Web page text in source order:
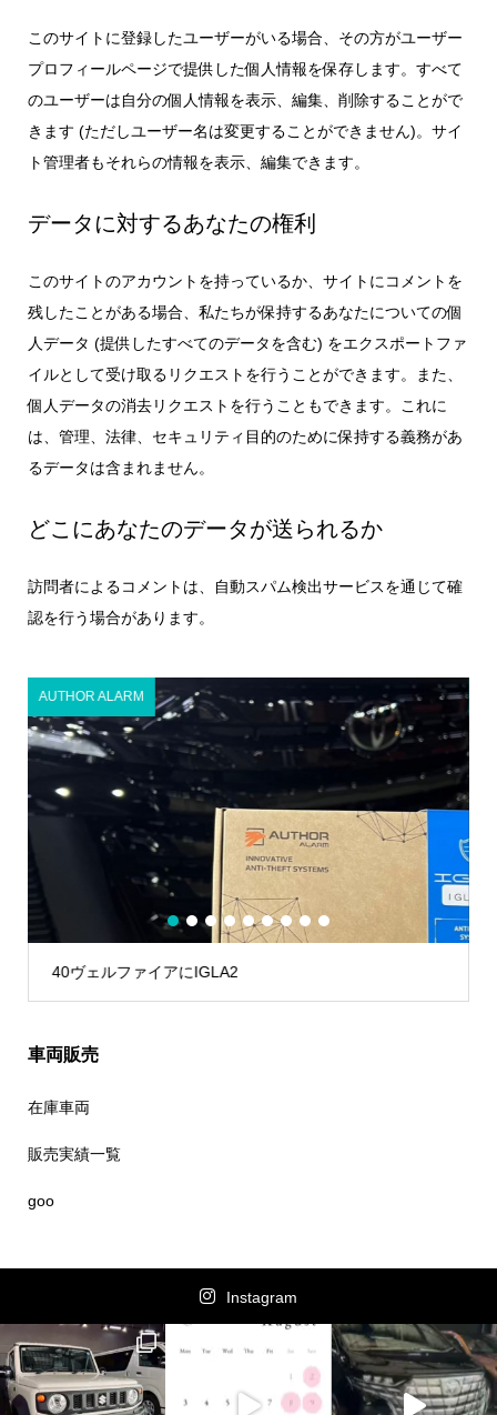
このサイトに登録したユーザーがいる場合、その方がユーザー
プロフィールページで提供した個人情報を保存します。すべて
のユーザーは自分の個人情報を表示、編集、削除することがで
きます (ただしユーザー名は変更することができません)。サイ
ト管理者もそれらの情報を表示、編集できます。
データに対するあなたの権利
このサイトのアカウントを持っているか、サイトにコメントを
残したことがある場合、私たちが保持するあなたについての個
人データ (提供したすべてのデータを含む) をエクスポートファ
イルとして受け取るリクエストを行うことができます。また、
個人データの消去リクエストを行うこともできます。これに
は、管理、法律、セキュリティ目的のために保持する義務があ
るデータは含まれません。
どこにあなたのデータが送られるか
訪問者によるコメントは、自動スパム検出サービスを通じて確
認を行う場合があります。
40ヴェルファイアにIGLA2
AUTHOR ALARM
1 2 3 4 5 6 7 8 9
車両販売
在庫車両
販売実績一覧
goo
Instagram